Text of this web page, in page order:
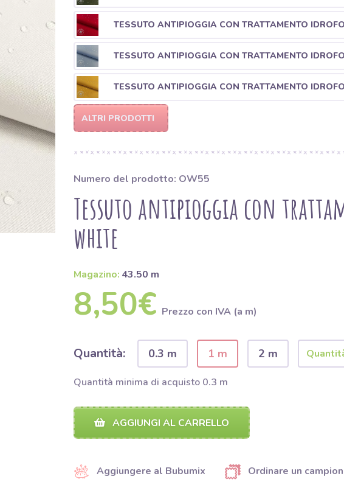
TESSUTO ANTIPIOGGIA CON TRATTAMENTO
TESSUTO ANTIPIOGGIA CON TRATTAMENTO
TESSUTO ANTIPIOGGIA CON TRATTAMENTO
ALTRI PRODOTTI
Numero del prodotto: OW55
Tessuto antipioggia con
white
Magazino: 43.50 m
8,50€ Prezzo con IVA (a m)
Quantità: 0.3 m 1 m 2 m
Quantità minima di acquisto 0.3 m
AGGIUNGI AL CARRELLO
Aggiungere al Bubumix Ordinare un